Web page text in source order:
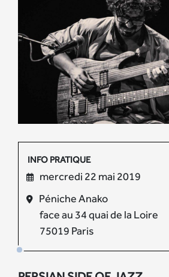
INFO PRATIQUE
mercredi 22 mai 2019
Péniche Anako
face au 34 quai de la Loire
75019 Paris